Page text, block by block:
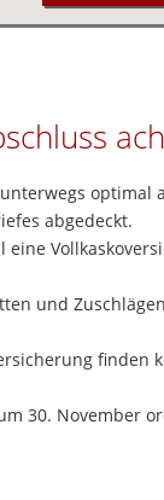
abgedeckt.
und
30.